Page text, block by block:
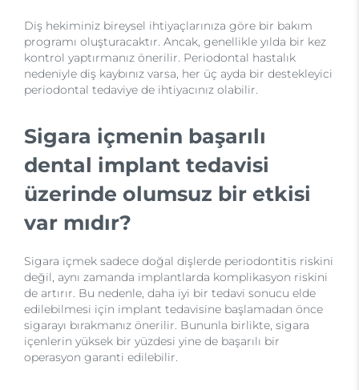
Diş hekiminiz bireysel ihtiyaçlarınıza göre bir bakım
programı oluşturacaktır. Ancak, genellikle yılda bir kez
kontrol yaptırmanız önerilir. Periodontal hastalık
nedeniyle diş kaybınız varsa, her üç ayda bir destekleyici
periodontal tedaviye de ihtiyacınız olabilir.
Sigara içmenin başarılı
dental implant tedavisi
üzerinde olumsuz bir etkisi
var mıdır?
Sigara içmek sadece doğal dişlerde periodontitis riskini
değil, aynı zamanda implantlarda komplikasyon riskini
de artırır. Bu nedenle, daha iyi bir tedavi sonucu elde
edilebilmesi için implant tedavisine başlamadan önce
sigarayı bırakmanız önerilir. Bununla birlikte, sigara
içenlerin yüksek bir yüzdesi yine de başarılı bir
operasyon garanti edilebilir.